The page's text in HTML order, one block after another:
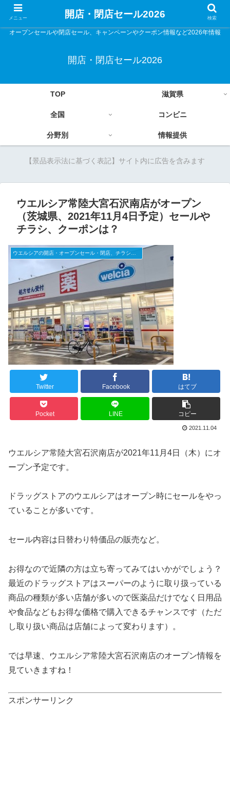
オープンセールや閉店セール、キャンペーンやクーポン情報など2026年情報
開店・閉店セール2026
TOP 滋賀県
全国 コンビニ
分野別 情報提供
【景品表示法に基づく表記】サイト内に広告を含みます
ウエルシア常陸大宮石沢南店がオープン
（茨城県、2021年11月4日予定）セールや
チラシ、クーポンは？
Twitter Facebook はてブ
Pocket LINE コピー
2021.11.04
ウエルシア常陸大宮石沢南店が2021年11月4日（木）にオ
ープン予定です。
ドラッグストアのウエルシアはオープン時にセールをやっ
ていることが多いです。
セール内容は日替わり特価品の販売など。
お得なので近隣の方は立ち寄ってみてはいかがでしょう？
最近のドラッグストアはスーパーのように取り扱っている
商品の種類が多い店舗が多いので医薬品だけでなく日用品
や食品などもお得な価格で購入できるチャンスです（ただ
し取り扱い商品は店舗によって変わります）。
では早速、ウエルシア常陸大宮石沢南店のオープン情報を
見ていきますね！
スポンサーリンク
メニュー 開店・閉店セール2026 検索